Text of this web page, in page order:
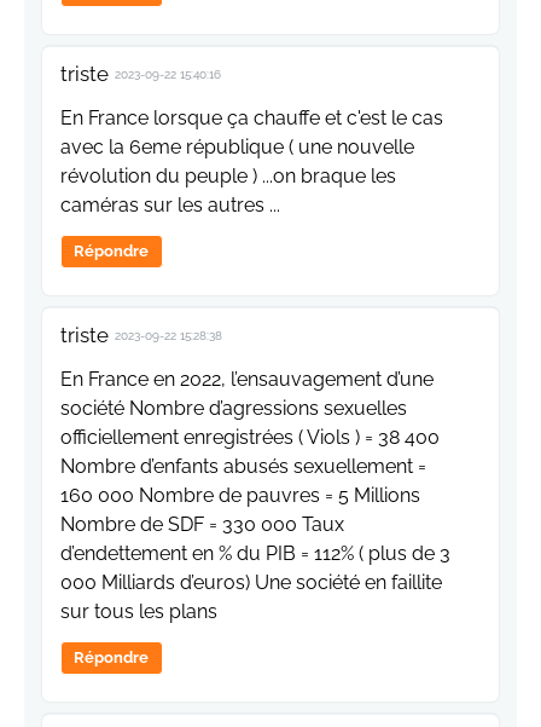
triste 2023-09-22 15:40:16
En France lorsque ça chauffe et c'est le cas
avec la 6eme république ( une nouvelle
révolution du peuple ) ...on braque les
caméras sur les autres ...
Répondre
triste 2023-09-22 15:28:38
En France en 2022, l’ensauvagement d’une
société Nombre d’agressions sexuelles
officiellement enregistrées ( Viols ) = 38 400
Nombre d’enfants abusés sexuellement =
160 000 Nombre de pauvres = 5 Millions
Nombre de SDF = 330 000 Taux
d’endettement en % du PIB = 112% ( plus de 3
000 Milliards d’euros) Une société en faillite
sur tous les plans
Répondre